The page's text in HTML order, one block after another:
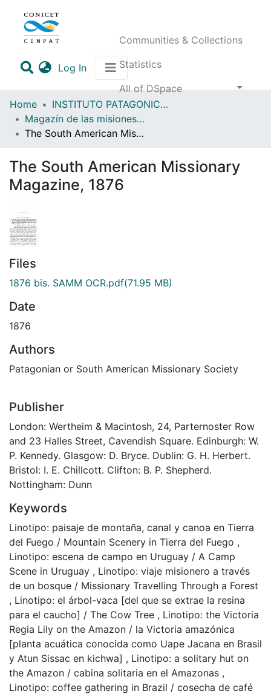
Communities & Collections
Statistics
All of DSpace
Log In(current)
Home
INSTITUTO PATAGONICO DE CIENCIAS SOCIALES Y HUMANAS (IPCSH)
Magazín de las misiones anglicanas en Fuegopatagonia y regiones vecinas
The South American Missionary Magazine, 1876
The South American Missionary
Magazine, 1876
Files
1876 bis. SAMM OCR.pdf(71.95 MB)
Date
1876
Authors
Patagonian or South American Missionary Society
Publisher
London: Wertheim & Macintosh, 24, Parternoster Row
and 23 Halles Street, Cavendish Square. Edinburgh: W.
P. Kennedy. Glasgow: D. Bryce. Dublin: G. H. Herbert.
Bristol: I. E. Chillcott. Clifton: B. P. Shepherd.
Nottingham: Dunn
Keywords
Linotipo: paisaje de montaña, canal y canoa en Tierra
del Fuego / Mountain Scenery in Tierra del Fuego ,
Linotipo: escena de campo en Uruguay / A Camp
Scene in Uruguay , Linotipo: viaje misionero a través
de un bosque / Missionary Travelling Through a Forest
, Linotipo: el árbol-vaca [del que se extrae la resina
para el caucho] / The Cow Tree , Linotipo: the Victoria
Regia Lily on the Amazon / la Victoria amazónica
[planta acuática conocida como Uape Jacana en Brasil
y Atun Sissac en kichwa] , Linotipo: a solitary hut on
the Amazon / cabina solitaria en el Amazonas ,
Linotipo: coffee gathering in Brazil / cosecha de café